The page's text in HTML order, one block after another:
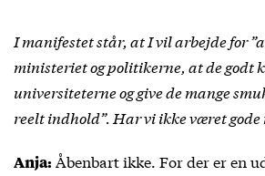
I manifestet står, at I vil arbejde for
ministeriet og politikerne, at de godt
universiteterne og give de mange
reelt indhold”. Har vi ikke været gode
Anja:Åbenbart ikke. For der er en